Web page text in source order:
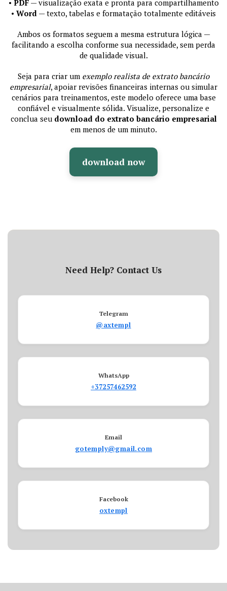
• PDF— visualização exata e pronta para compartilhamento
• Word — texto, tabelas e formatação totalmente editáveis
Ambos os formatos seguem a mesma estrutura lógica —
facilitando a escolha conforme sua necessidade, sem perda
de qualidade visual.
Seja para criar um exemplo realista de extrato bancário
empresarial, apoiar revisões financeiras internas ou simular
cenários para treinamentos, este modelo oferece uma base
confiável e visualmente sólida. Visualize, personalize e
conclua seu download do extrato bancário empresarial
em menos de um minuto.
download now
Need Help? Contact Us
Telegram
@axtempl
WhatsApp
+37257462592
Email
gotemply@gmail.com
Facebook
oxtempl